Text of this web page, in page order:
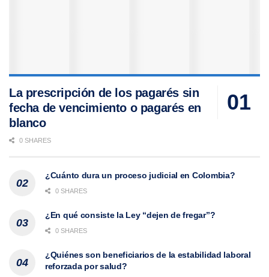
La prescripción de los pagarés sin
fecha de vencimiento o pagarés en
blanco
0 SHARES
¿Cuánto dura un proceso judicial en Colombia?
0 SHARES
¿En qué consiste la Ley “dejen de fregar”?
0 SHARES
¿Quiénes son beneficiarios de la estabilidad laboral
reforzada por salud?